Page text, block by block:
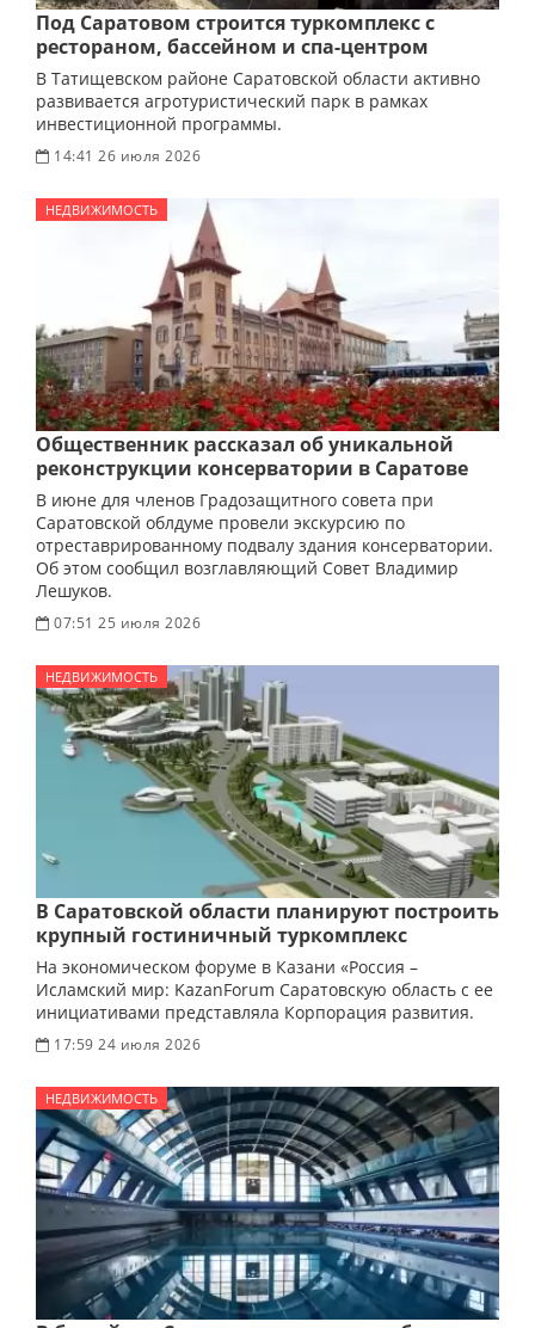
Под Саратовом строится туркомплекс с
рестораном, бассейном и спа-центром
В Татищевском районе Саратовской области активно
развивается агротуристический парк в рамках
инвестиционной программы.
14:41 26 июля 2026
НЕДВИЖИМОСТЬ
Общественник рассказал об уникальной
реконструкции консерватории в Саратове
В июне для членов Градозащитного совета при
Саратовской облдуме провели экскурсию по
отреставрированному подвалу здания консерватории.
Об этом сообщил возглавляющий Совет Владимир
Лешуков.
07:51 25 июля 2026
НЕДВИЖИМОСТЬ
В Саратовской области планируют построить
крупный гостиничный туркомплекс
На экономическом форуме в Казани «Россия –
Исламский мир: KazanForum Саратовскую область с ее
инициативами представляла Корпорация развития.
17:59 24 июля 2026
НЕДВИЖИМОСТЬ